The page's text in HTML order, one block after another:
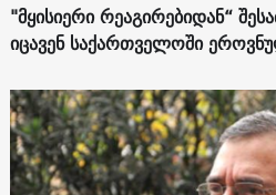
"მყისიერი რეაგირებიდან“
იცავენ საქართველოში